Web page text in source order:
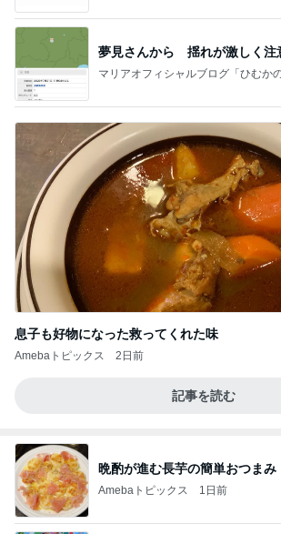
夢見さんから 揺れが激しく注
マリアオフィシャルブログ「ひむか
息子も好物になった救ってくれた味
Amebaトピックス 2日前
記事を読む
晩酌が進む長芋の簡単おつまみ
Amebaトピックス 1日前